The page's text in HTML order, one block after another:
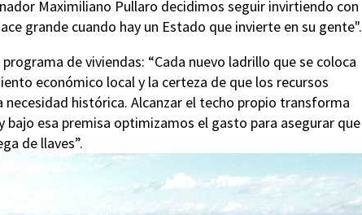
Maximiliano Pullaro decidimos seguir invirtiendo con
grande cuando hay un Estado que invierte en su gente".
de viviendas: “Cada nuevo ladrillo que se coloca
económico local y la certeza de que los recursos
histórica. Alcanzar el techo propio transforma
esa premisa optimizamos el gasto para asegurar que
de llaves”.